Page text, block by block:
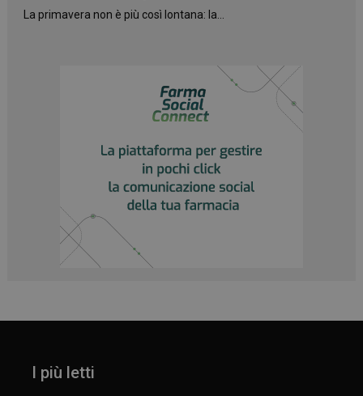
La primavera non è più così lontana: la...
I più letti